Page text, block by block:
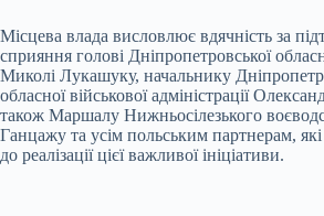
Місцева влада висловлює вдячність за
сприяння голові Дніпропетровської
Миколі Лукашуку, начальнику
обласної військової адміністрації
також Маршалу Нижньосілезького
Ганцажу та усім польським партнерам,
до реалізації цієї важливої ініціативи.